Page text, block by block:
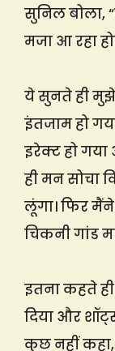
सुनिल बोला,
मजा आ रहा
ये सुनते ही
इंतजाम हो
इरेक्ट हो
ही मन सोचा
लूंगा। फिर
चिकनी गांड
इतना कहते
दिया और
कुछ नहीं